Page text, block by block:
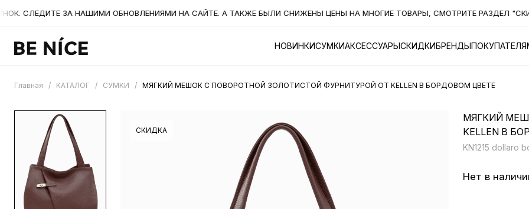
ЗА НАШИМИ ОБНОВЛЕНИЯМИ НА САЙТЕ. А ТАКЖЕ БЫЛИ СНИЖЕНЫ ЦЕНЫ НА МНОГИЕ ТОВАРЫ, СМОТРИТЕ РАЗДЕЛ
НОВИНКИСУМКИАКСЕССУАРЫСКИДКИБРЕНДЫ
Главная / КАТАЛОГ / СУМКИ / МЯГКИЙ МЕШОК С ПОВОРОТНОЙ ЗОЛОТИСТОЙ ФУРНИТУРОЙ ОТ KELLEN В БОРДОВОМ ЦВЕТЕ
СКИДКА
МЯГКИЙ
KELLEN В
KN1215 dollaro
Нет в